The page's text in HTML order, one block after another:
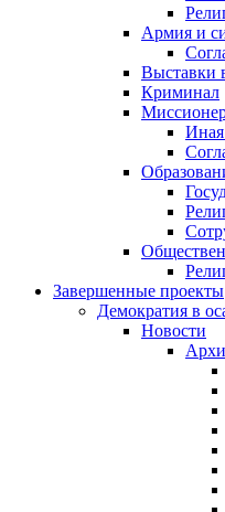
Армия и
Выставки
Криминал
Иная
Завершенные проекты
Демократия в
Новости